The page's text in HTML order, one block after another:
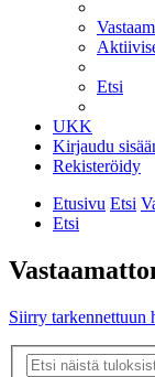
Etsi
UKK
Kirjaudu
Rekisteröidy
Etusivu Etsi
Etsi
Siirry tarkennettuun